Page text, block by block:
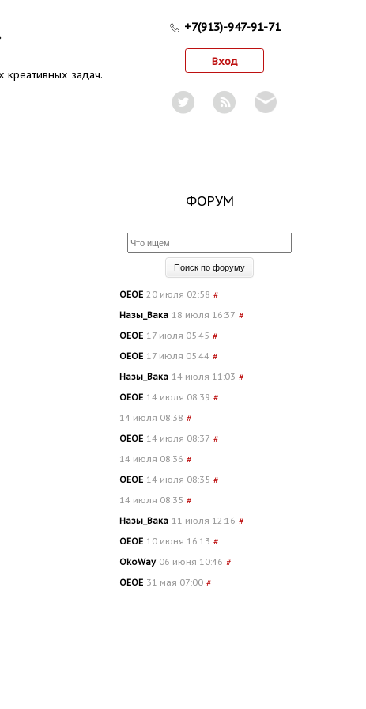
задач.
+7(913)-947-91-71
Вход
ФОРУМ
OEOE 20 июля 02:58 #
Назы_Вака 18 июля 16:37 #
OEOE 17 июля 05:45 #
OEOE 17 июля 05:44 #
Назы_Вака 14 июля 11:03 #
OEOE 14 июля 08:39 #
14 июля 08:38 #
OEOE 14 июля 08:37 #
14 июля 08:36 #
OEOE 14 июля 08:35 #
14 июля 08:35 #
Назы_Вака 11 июля 12:16 #
OEOE 10 июня 16:13 #
OkoWay 06 июня 10:46 #
OEOE 31 мая 07:00 #